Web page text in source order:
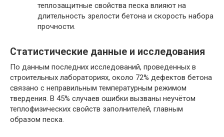
теплозащитные свойства песка влияют на
длительность зрелости бетона и скорость набора
прочности.
Статистические данные и исследования
По данным последних исследований, проведенных в
строительных лабораториях, около 72% дефектов бетона
связано с неправильным температурным режимом
твердения. В 45% случаев ошибки вызваны неучётом
теплофизических свойств заполнителей, главным
образом песка.